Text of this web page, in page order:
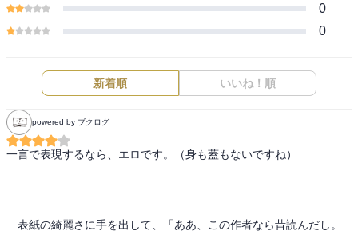
0
0
新着順 いいね！順
powered by ブクログ
一言で表現するなら、エロです。（身も蓋もないですね）
表紙の綺麗さに手を出して、「ああ、この作者なら昔読んだし。